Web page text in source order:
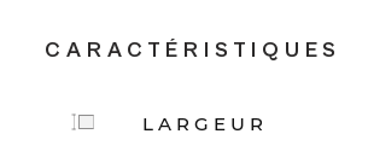
CARACTÉRISTIQUES
LARGEUR